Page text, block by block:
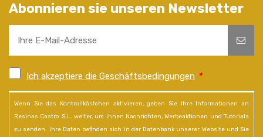
Abonnieren sie unseren Newsletter
Ich akzeptiere die Geschäftsbedingungen *
Wenn Sie das Kontrollkästchen aktivieren, geben Sie Ihre Informationen an
Resinas Castro S.L. weiter, um Ihnen Nachrichten, Werbeaktionen und Tutorials
zu senden. Ihre Daten befinden sich in der Datenbank unserer Website und Sie